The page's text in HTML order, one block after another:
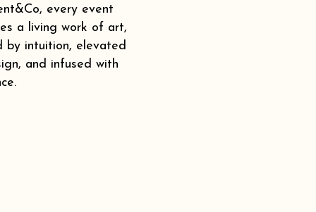
every event
a living work of art,
by intuition, elevated
and infused with